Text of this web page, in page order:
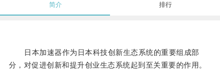
简介 排行
日本加速器作为日本科技创新生态系统的重要组成部
分，对促进创新和提升创业生态系统起到至关重要的作用。